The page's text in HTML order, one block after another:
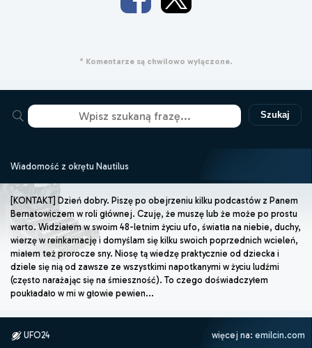
* Komentarze są chwilowo wyłączone.
Szukaj
Wiadomość z okrętu Nautilus
[KONTAKT] Dzień dobry. Piszę po obejrzeniu kilku podcastów z Panem
Bernatowiczem w roli głównej. Czuję, że muszę lub że może po prostu
warto. Widziałem w swoim 48-letnim życiu ufo, światła na niebie, duchy,
wierzę w reinkarnację i domyślam się kilku swoich poprzednich wcieleń,
miałem też prorocze sny. Niosę tą wiedzę praktycznie od dziecka i
dziele się nią od zawsze ze wszystkimi napotkanymi w życiu ludźmi
(często narażając się na śmieszność). To czego doświadczyłem
poukładało w mi w głowie pewien...
UFO24 więcej na: emilcin.com